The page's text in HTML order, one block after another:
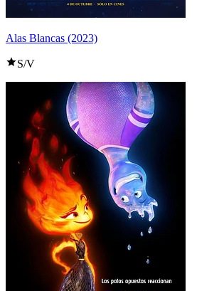
Alas Blancas (2023)
S/V